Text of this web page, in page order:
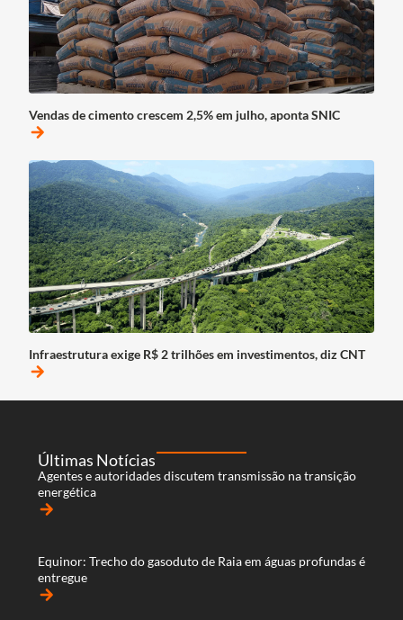
Vendas de cimento crescem 2,5% em julho, aponta SNIC
arrow_forward
Infraestrutura exige R$ 2 trilhões em investimentos, diz CNT
arrow_forward
Últimas Notícias
Agentes e autoridades discutem transmissão na transição
energética
arrow_forward
Equinor: Trecho do gasoduto de Raia em águas profundas é
entregue
arrow_forward